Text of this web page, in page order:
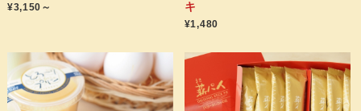
¥3,150～ キ
¥1,480